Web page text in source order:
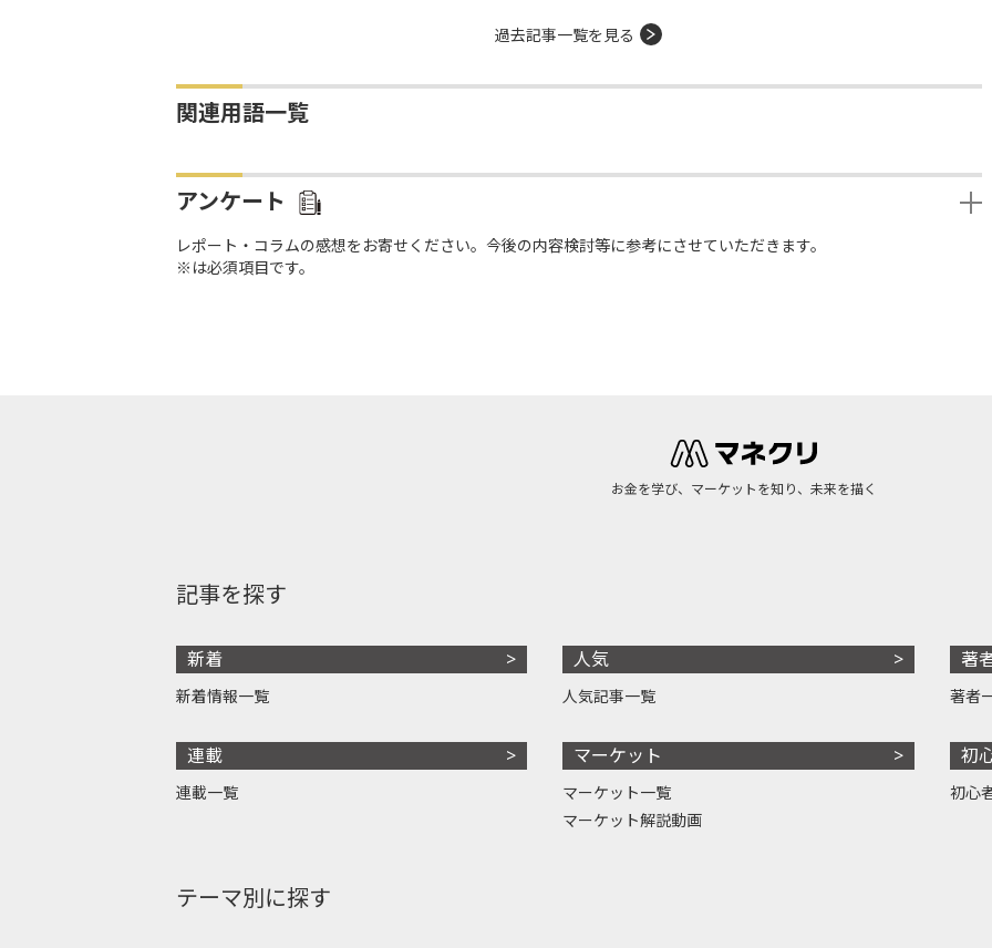
過去記事一覧を見る
関連用語一覧
アンケート
レポート・コラムの感想をお寄せください。今後の内容検討等に参考にさせていただきます。
※は必須項目です。
お金を学び、マーケットを知り、未来を描く
記事を探す
新着
新着情報一覧
連載
連載一覧
人気
人気記事一覧
マーケット
マーケット一覧
マーケット解説動画
著
著者
初
初心
テーマ別に探す